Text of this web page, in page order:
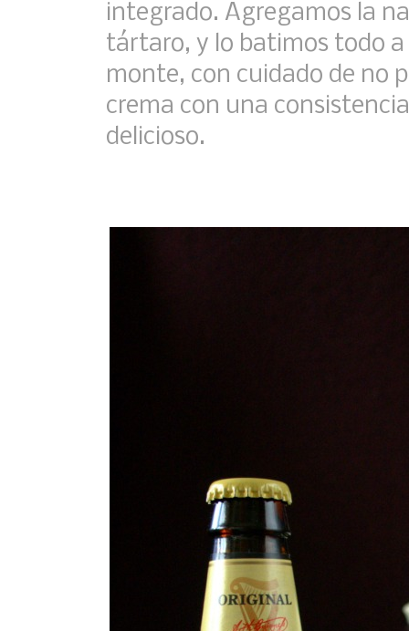
integrado. Agregamos la
tártaro, y lo batimos todo
monte, con cuidado de no
crema con una
delicioso.